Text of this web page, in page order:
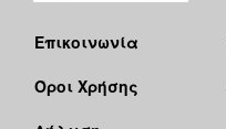
Επικοινωνία
Όροι Χρήσης